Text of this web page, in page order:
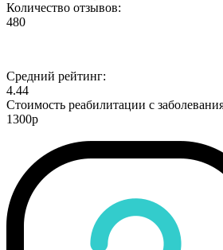
Количество отзывов:
480
Средний рейтинг:
4.44
Стоимость реабилитации с
1300р